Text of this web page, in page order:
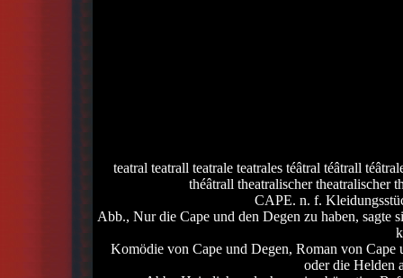
teatral teatrall teatrale teatrales téâtral téâtrall
théâtrall theatralischer theatralischer
CAPE. n. f.
Abb., Nur die Cape und den Degen zu haben, sagte
Komödie von Cape und Degen, Roman von Cape
oder die Helden